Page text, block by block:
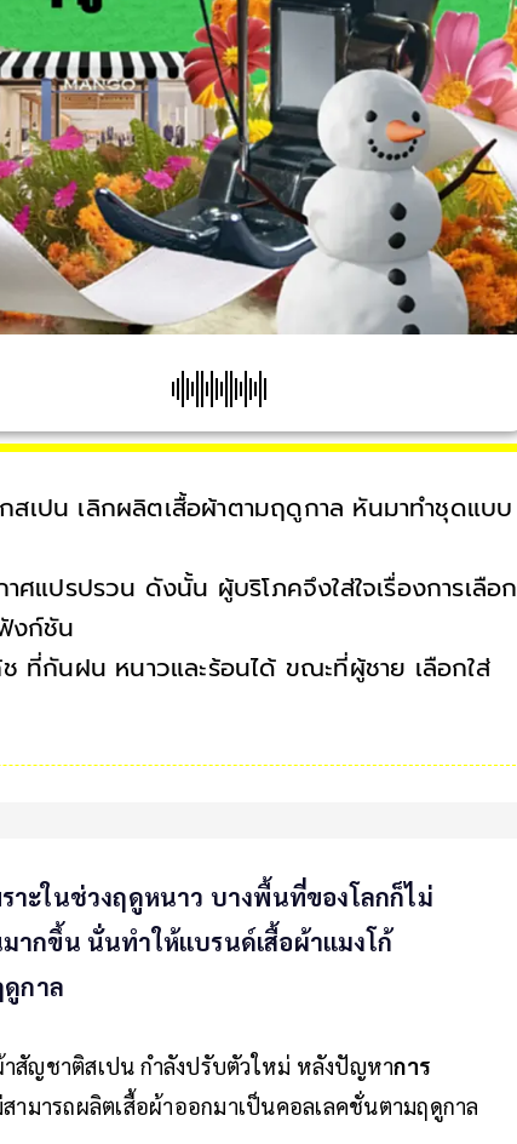
เปน เลิกผลิตเสื้อผ้าตามฤดูกาล หันมาทำชุดแบบ
ศแปรปรวน ดังนั้น ผู้บริโภคจึงใส่ใจเรื่องการเลือก
งก์ชัน
ที่กันฝน หนาวและร้อนได้ ขณะที่ผู้ชาย เลือกใส่
าะในช่วงฤดูหนาว บางพื้นที่ของโลกก็ไม่
ากขึ้น นั่นทำให้แบรนด์เสื้อผ้าแมงโก้
กาล
สัญชาติสเปน กำลังปรับตัวใหม่ หลังปัญหาการ
ามารถผลิตเสื้อผ้าออกมาเป็นคอลเลคชั่นตามฤดูกาล